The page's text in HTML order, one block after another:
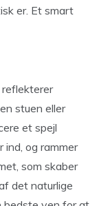
er. Et smart
reflekterer
stuen eller
et spejl
og rammer
som skaber
det naturlige